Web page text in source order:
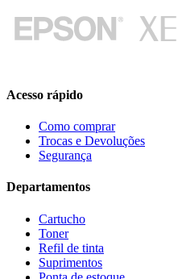
Acesso rápido
Como comprar
Trocas e Devoluções
Segurança
Departamentos
Cartucho
Toner
Refil de tinta
Suprimentos